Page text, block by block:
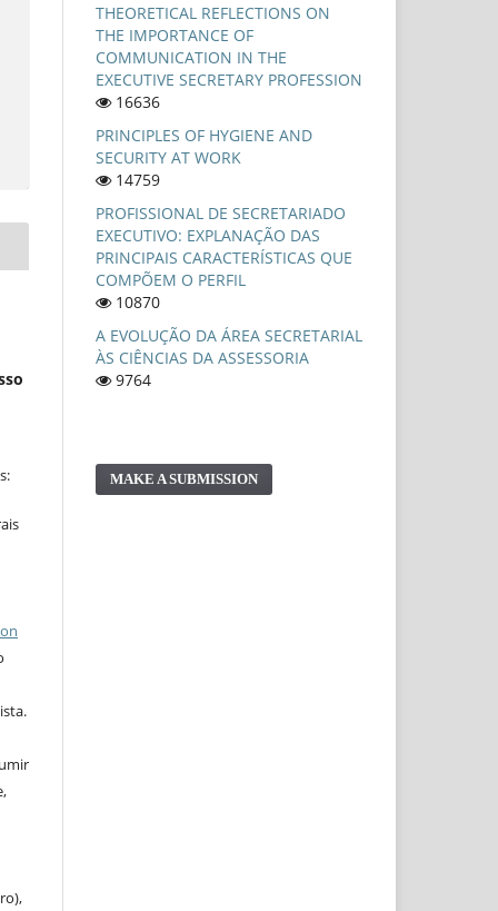
THEORETICAL REFLECTIONS ON
THE IMPORTANCE OF
COMMUNICATION IN THE
EXECUTIVE SECRETARY PROFESSION
16636
PRINCIPLES OF HYGIENE AND
SECURITY AT WORK
14759
PROFISSIONAL DE SECRETARIADO
EXECUTIVO: EXPLANAÇÃO DAS
PRINCIPAIS CARACTERÍSTICAS QUE
COMPÕEM O PERFIL
10870
A EVOLUÇÃO DA ÁREA SECRETARIAL
ÀS CIÊNCIAS DA ASSESSORIA
9764
MAKE A SUBMISSION